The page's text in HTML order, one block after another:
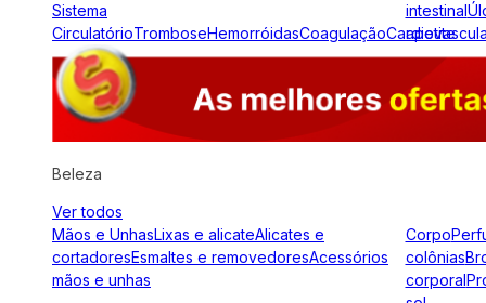
Sistema
CirculatórioTromboseHemorróidasCoagulação
intestinal
apetite
Beleza
Ver todos
Mãos e UnhasLixas e alicateAlicates e
cortadoresEsmaltes e removedoresAcessórios
mãos e unhas
Corpo
colônias
corporal